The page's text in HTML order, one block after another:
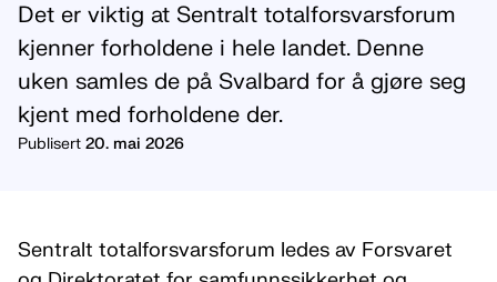
Det er viktig at Sentralt totalforsvarsforum
kjenner forholdene i hele landet. Denne
uken samles de på Svalbard for å gjøre seg
kjent med forholdene der.
Publisert 20. mai 2026
Sentralt totalforsvarsforum ledes av Forsvaret